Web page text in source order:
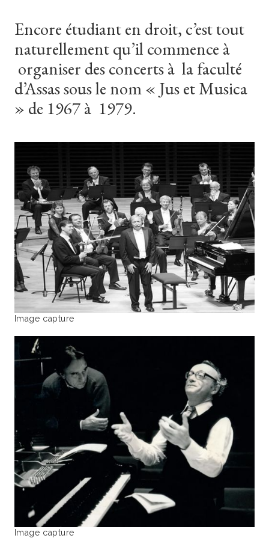
Encore étudiant en droit, c’est tout
naturellement qu’il commence à
organiser des concerts à la faculté
d’Assas sous le nom « Jus et Musica
» de 1967 à 1979.
Image capture
Image capture